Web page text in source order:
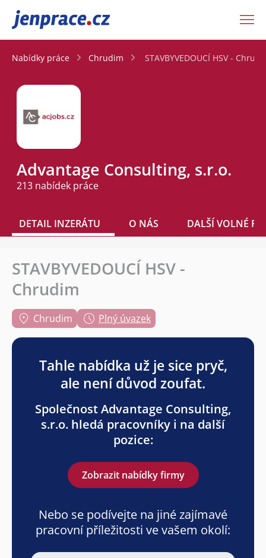
JenPráce.cz
Nabídky práce Chrudim STAVBYVEDOUCÍ HSV -
Advantage Consulting, s.r.o.
213 nabídek práce
DETAIL INZERÁTU O NÁS DALŠÍ VOLNÉ
STAVBYVEDOUCÍ HSV -
Chrudim
Chrudim Plný úvazek
Tahle nabídka už je sice pryč,
ale není důvod zoufat.
Společnost Advantage Consulting,
s.r.o. hledá pracovníky i na další
pozice:
Zobrazit nabídky firmy
Nebo se podívejte na jiné zajímavé
pracovní příležitosti ve vašem okolí: